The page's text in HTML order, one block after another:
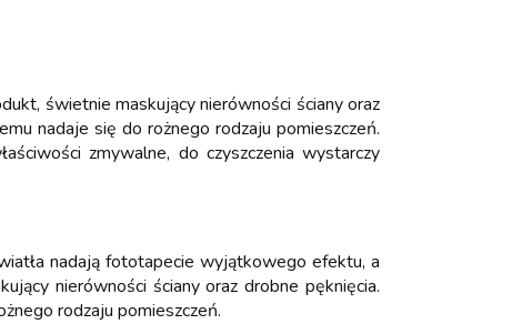
świetnie maskujący nierówności ściany oraz
nadaje się do rożnego rodzaju pomieszczeń.
zmywalne, do czyszczenia wystarczy
nadają fototapecie wyjątkowego efektu, a
nierówności ściany oraz drobne pęknięcia.
rodzaju pomieszczeń.